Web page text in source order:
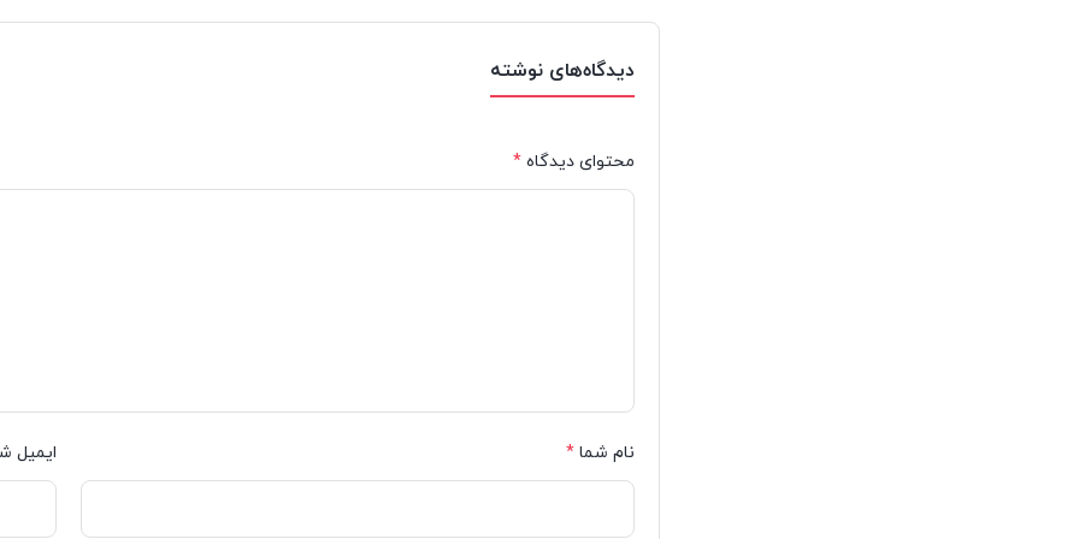
دیدگاه‌های نوشته
محتوای دیدگاه *
نام شما * ایمیل